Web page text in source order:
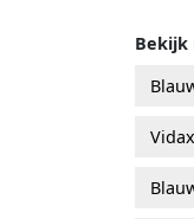
Bekijk